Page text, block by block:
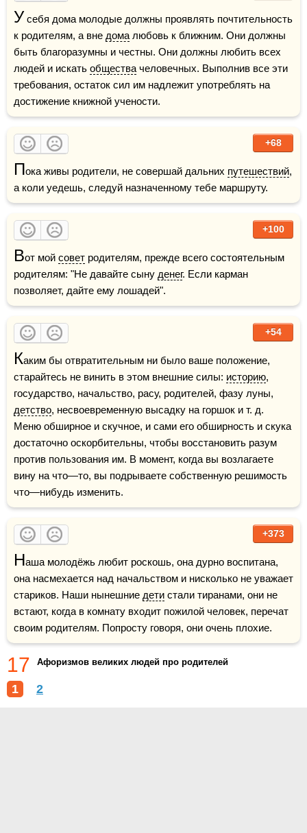
У себя дома молодые должны проявлять почтительность
к родителям, а вне дома любовь к ближним. Они должны
быть благоразумны и честны. Они должны любить всех
людей и искать общества человечных. Выполнив все эти
требования, остаток сил им надлежит употреблять на
достижение книжной учености.
+68
Пока живы родители, не совершай дальних путешествий,
а коли уедешь, следуй назначенному тебе маршруту.
+100
Вот мой совет родителям, прежде всего состоятельным
родителям: "Не давайте сыну денег. Если карман
позволяет, дайте ему лошадей".
+54
Каким бы отвратительным ни было ваше положение,
старайтесь не винить в этом внешние силы: историю,
детство, несвоевременную высадку на горшок и т. д.
Меню обширное и скучное, и сами его обширность и скука
достаточно оскорбительны, чтобы восстановить разум
против пользования им. В момент, когда вы возлагаете
вину на что—то, вы подрываете собственную решимость
что—нибудь изменить.
+373
Наша молодёжь любит роскошь, она дурно воспитана,
она насмехается над начальством и нисколько не уважает
стариков. Наши нынешние дети стали тиранами, они не
встают, когда в комнату входит пожилой человек, перечат
своим родителям. Попросту говоря, они очень плохие.
17 Афоризмов великих людей про родителей
1 2